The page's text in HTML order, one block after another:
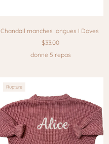
Chandail manches longues I Doves
$33.00
donne 5 repas
Rupture